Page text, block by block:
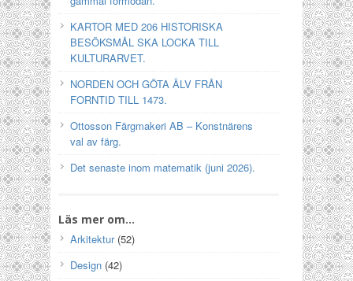
KARTOR MED 206 HISTORISKA
BESÖKSMÅL SKA LOCKA TILL
KULTURARVET.
NORDEN OCH GÖTA ÄLV FRÅN
FORNTID TILL 1473.
Ottosson Färgmakeri AB – Konstnärens
val av färg.
Det senaste inom matematik (juni 2026).
Läs mer om…
Arkitektur(52)
Design (42)